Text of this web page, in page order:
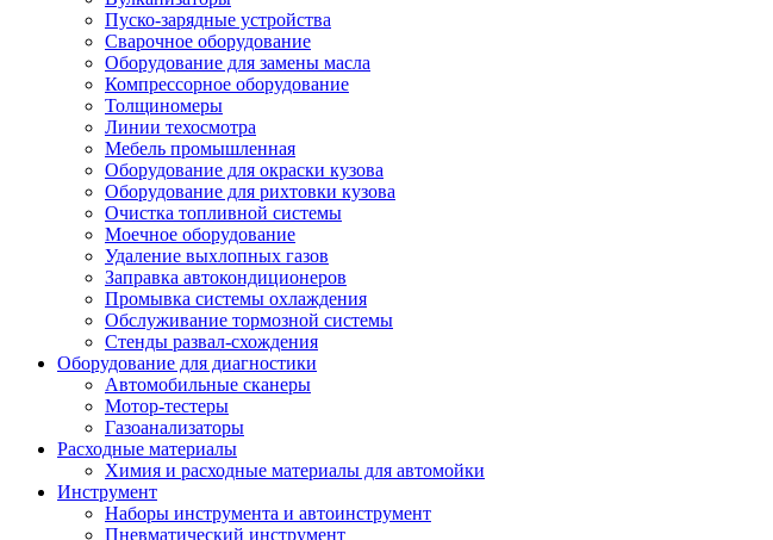
Пуско-зарядные устройства
Сварочное оборудование
Оборудование для замены масла
Компрессорное оборудование
Толщиномеры
Линии техосмотра
Мебель промышленная
Оборудование для окраски кузова
Оборудование для рихтовки кузова
Очистка топливной системы
Моечное оборудование
Удаление выхлопных газов
Заправка автокондиционеров
Промывка системы охлаждения
Обслуживание тормозной системы
Стенды развал-схождения
Оборудование для диагностики
Автомобильные сканеры
Мотор-тестеры
Газоанализаторы
Расходные материалы
Химия и расходные материалы для автомойки
Инструмент
Наборы инструмента и автоинструмент
Пневматический инструмент